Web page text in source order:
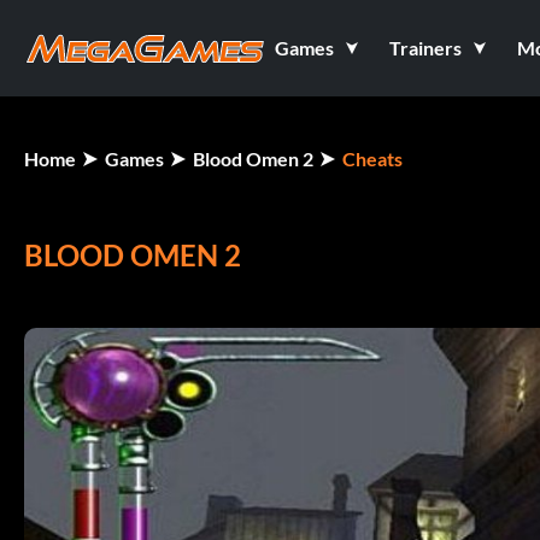
Games Trainers
Home Games Blood Omen 2 Cheats
BLOOD OMEN 2